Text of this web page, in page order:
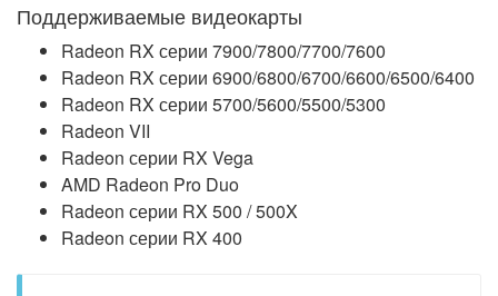
Поддерживаемые видеокарты
Radeon RX серии 7900/7800/7700/7600
Radeon RX серии 6900/6800/6700/6600/6500/6400
Radeon RX серии 5700/5600/5500/5300
Radeon VII
Radeon серии RX Vega
AMD Radeon Pro Duo
Radeon серии RX 500 / 500X
Radeon серии RX 400